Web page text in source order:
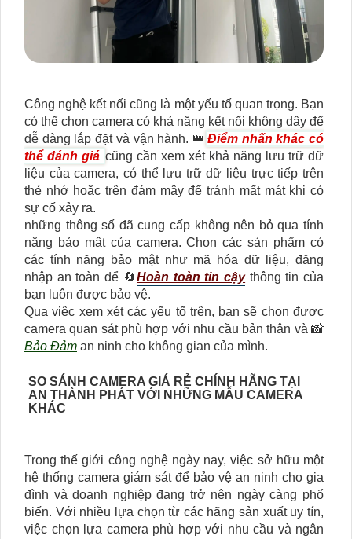
Công nghệ kết nối cũng là một yếu tố quan trọng. Bạn
có thể chọn camera có khả năng kết nối không dây để
dễ dàng lắp đặt và vận hành. 👑 Điểm nhấn khác có
thể đánh giá cũng cần xem xét khả năng lưu trữ dữ
liệu của camera, có thể lưu trữ dữ liệu trực tiếp trên
thẻ nhớ hoặc trên đám mây để tránh mất mát khi có
sự cố xảy ra.
những thông số đã cung cấp không nên bỏ qua tính
năng bảo mật của camera. Chọn các sản phẩm có
các tính năng bảo mật như mã hóa dữ liệu, đăng
nhập an toàn để 🔄Hoàn toàn tin cậythông tin của
bạn luôn được bảo vệ.
Qua việc xem xét các yếu tố trên, bạn sẽ chọn được
camera quan sát phù hợp với nhu cầu bản thân và 📸
Bảo Đảm an ninh cho không gian của mình.
SO SÁNH CAMERA GIÁ RẺ CHÍNH HÃNG TẠI
AN THÀNH PHÁT VỚI NHỮNG MẪU CAMERA
KHÁC
Trong thế giới công nghệ ngày nay, việc sở hữu một
hệ thống camera giám sát để bảo vệ an ninh cho gia
đình và doanh nghiệp đang trở nên ngày càng phổ
biến. Với nhiều lựa chọn từ các hãng sản xuất uy tín,
việc chọn lựa camera phù hợp với nhu cầu và ngân